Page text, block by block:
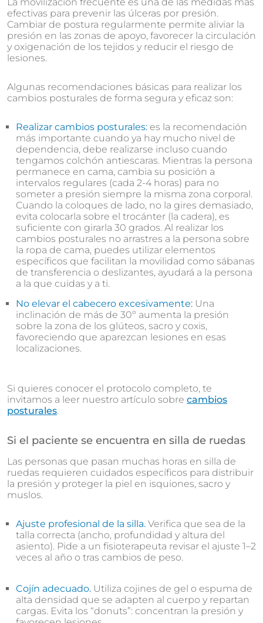
efectivas para prevenir las úlceras por presión.
Cambiar de postura regularmente permite aliviar la
presión en las zonas de apoyo, favorecer la circulación
y oxigenación de los tejidos y reducir el riesgo de
lesiones.
Algunas recomendaciones básicas para realizar los
cambios posturales de forma segura y eficaz son:
Realizar cambios posturales: es la recomendación
más importante cuando ya hay mucho nivel de
dependencia, debe realizarse incluso cuando
tengamos colchón antiescaras. Mientras la persona
permanece en cama, cambia su posición a
intervalos regulares (cada 2-4 horas) para no
someter a presión siempre la misma zona corporal.
Cuando la coloques de lado, no la gires demasiado,
evita colocarla sobre el trocánter (la cadera), es
suficiente con girarla 30 grados. Al realizar los
cambios posturales no arrastres a la persona sobre
la ropa de cama, puedes utilizar elementos
específicos que facilitan la movilidad como sábanas
de transferencia o deslizantes, ayudará a la persona
a la que cuidas y a ti.
No elevar el cabecero excesivamente: Una
inclinación de más de 30º aumenta la presión
sobre la zona de los glúteos, sacro y coxis,
favoreciendo que aparezcan lesiones en esas
localizaciones.
Si quieres conocer el protocolo completo, te
invitamos a leer nuestro artículo sobre cambios
posturales.
Si el paciente se encuentra en silla de ruedas
Las personas que pasan muchas horas en silla de
ruedas requieren cuidados específicos para distribuir
la presión y proteger la piel en isquiones, sacro y
muslos.
Ajuste profesional de la silla. Verifica que sea de la
talla correcta (ancho, profundidad y altura del
asiento). Pide a un fisioterapeuta revisar el ajuste 1–2
veces al año o tras cambios de peso.
Cojín adecuado. Utiliza cojines de gel o espuma de
alta densidad que se adapten al cuerpo y repartan
cargas. Evita los “donuts”: concentran la presión y